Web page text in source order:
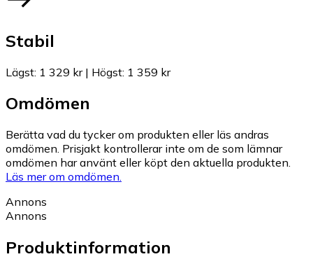
Stabil
Lägst: 1 329 kr| Högst: 1 359 kr
Omdömen
Berätta vad du tycker om produkten eller läs andras
omdömen. Prisjakt kontrollerar inte om de som lämnar
omdömen har använt eller köpt den aktuella produkten.
Läs mer om omdömen.
Annons
Annons
Produktinformation